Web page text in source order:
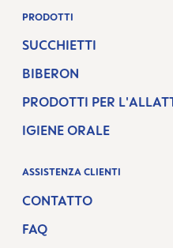
PRODOTTI
SUCCHIETTI
BIBERON
PRODOTTI PER
IGIENE ORALE
ASSISTENZA CLIENTI
CONTATTO
FAQ